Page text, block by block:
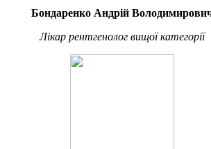
Бондаренко Андрій
Лікар рентгенолог вищої категорії